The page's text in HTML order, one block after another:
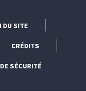
DU SITE
CRÉDITS
SÉCURITÉ